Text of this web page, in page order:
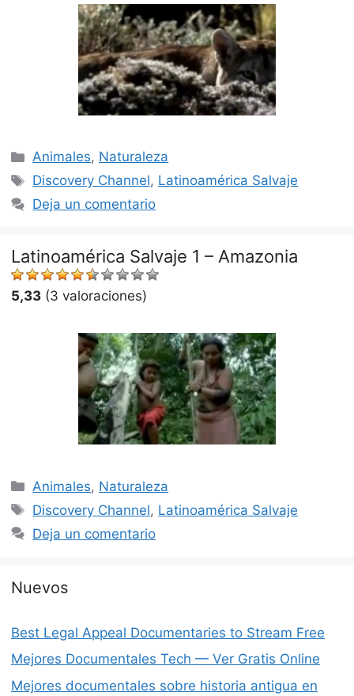
Categorías
Animales, Naturaleza
Etiquetas
Discovery Channel, Latinoamérica Salvaje
Deja un comentario
Latinoamérica Salvaje 1 – Amazonia
5,33 (3 valoraciones)
Categorías
Animales, Naturaleza
Etiquetas
Discovery Channel, Latinoamérica Salvaje
Deja un comentario
Nuevos
Best Legal Appeal Documentaries to Stream Free
Mejores Documentales Tech — Ver Gratis Online
Mejores documentales sobre historia antigua en